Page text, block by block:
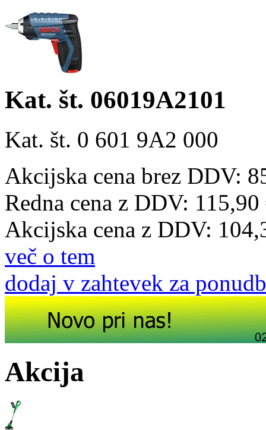
Kat. št. 06019A2101
Kat. št. 0 601 9A2 000
Akcijska cena brez DDV:
Redna cena z DDV: 115,90
Akcijska cena z DDV:
več o tem
dodaj v zahtevek za
Akcija